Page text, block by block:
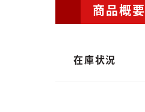
商品概要
在庫状況